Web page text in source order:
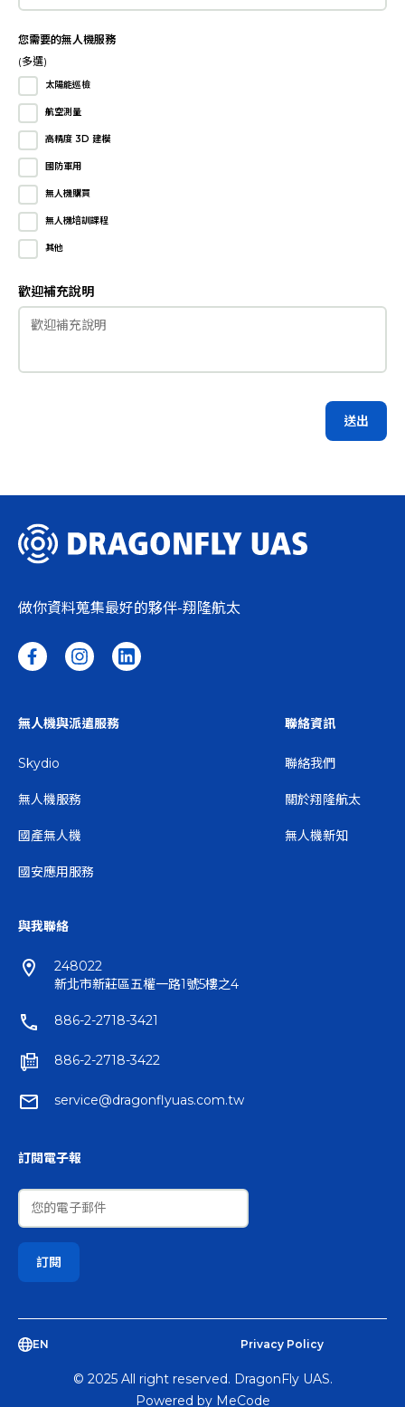
求您需要的無人機服務
(多選)
太陽能巡檢
航空測量
高精度 3D 建模
國防軍用
無人機購買
無人機培訓課程
其他
歡迎補充說明
做你資料蒐集最好的夥伴-翔隆航太
無人機與派遣服務
Skydio
無人機服務
國產無人機
國安應用服務
聯絡資訊
聯絡我們
關於翔隆航太
無人機新知
與我聯絡
248022
新北市新莊區五權一路1號5樓之4
886-2-2718-3421
886-2-2718-3422
service@dragonflyuas.com.tw
訂閱電子報
EN
© 2025 All right reserved. DragonFly UAS.
Powered by MeCode
Privacy Policy